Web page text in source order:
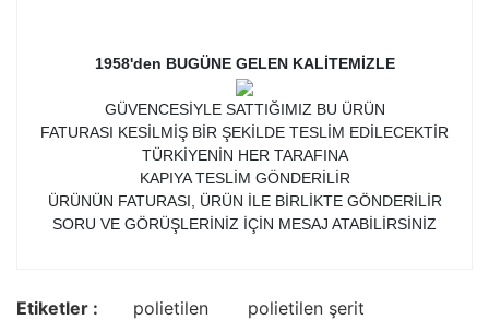
1958'den BUGÜNE GELEN KALİTEMİZLE
GÜVENCESİYLE SATTIĞIMIZ BU ÜRÜN
FATURASI KESİLMİŞ BİR ŞEKİLDE TESLİM EDİLECEKTİR
TÜRKİYENİN HER TARAFINA
KAPIYA TESLİM GÖNDERİLİR
ÜRÜNÜN FATURASI, ÜRÜN İLE BİRLİKTE GÖNDERİLİR
SORU VE GÖRÜŞLERİNİZ İÇİN MESAJ ATABİLİRSİNİZ
Etiketler : polietilen
polietilen şerit